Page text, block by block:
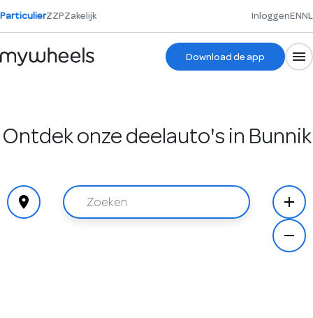
ParticulierZZPZakelijk InloggenENNL
Download de app
Ontdek onze deelauto's in Bunnik